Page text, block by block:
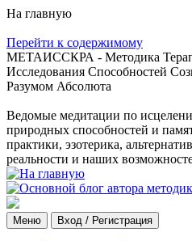
На главную
Перейти к содержимому
МЕТАИССКРА - Методика
Исследования Способностей
Разумом Абсолюта
Ведомые медитации по
природных способностей и
практики, эзотерика,
реальности и наших
Меню Вход / Регистрация